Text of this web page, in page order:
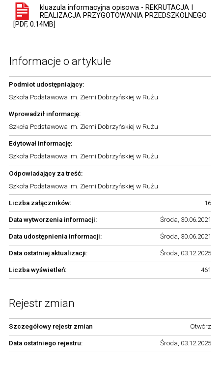
kluazula informacyjna opisowa - REKRUTACJA I
REALIZACJA PRZYGOTOWANIA PRZEDSZKOLNEGO
[PDF, 0.14MB]
Informacje o artykule
Podmiot udostępniający:
Szkoła Podstawowa im. Ziemi Dobrzyńskiej w Rużu
Wprowadził informację:
Szkoła Podstawowa im. Ziemi Dobrzyńskiej w Rużu
Edytował informację:
Szkoła Podstawowa im. Ziemi Dobrzyńskiej w Rużu
Odpowiadający za treść:
Szkoła Podstawowa im. Ziemi Dobrzyńskiej w Rużu
Liczba załączników: 16
Data wytworzenia informacji: Środa, 30.06.2021
Data udostępnienia informacji: Środa, 30.06.2021
Data ostatniej aktualizacji: Środa, 03.12.2025
Liczba wyświetleń: 461
Rejestr zmian
Szczegółowy rejestr zmian Otwórz
Data ostatniego rejestru: Środa, 03.12.2025